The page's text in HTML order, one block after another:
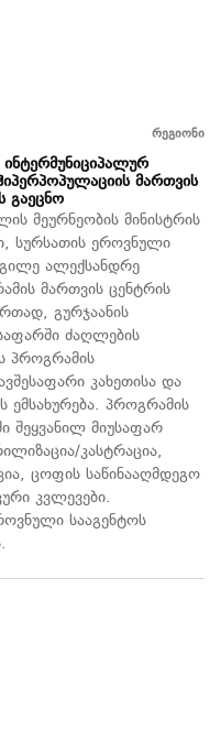
რეგიონი
მართვის
გაეცნო
მეურნეობის მინისტრის
სურსათის ეროვნული
ალექსანდრე
მართვის ცენტრის
გურჯაანის
ძაღლების
პროგრამის
კახეთისა და
პროგრამის
შეყვანილ მიუსაფარ
კასტრაცია,
ცოფის საწინააღმდეგო
კვლევები.
სააგენტოს